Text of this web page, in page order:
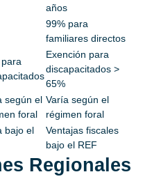
años
99% para
familiares directos
Exención para
discapacitados >
65%
según el
foral
Varía según el
régimen foral
bajo el
Ventajas fiscales
bajo el REF
Regionales